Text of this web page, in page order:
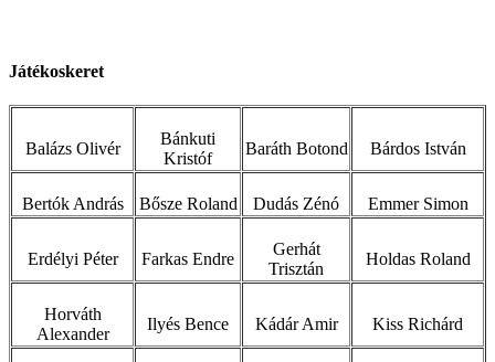
Játékoskeret
Balázs Olivér
Bánkuti
Kristóf
Baráth Botond Bárdos István
Bertók András Bősze Roland Dudás Zénó Emmer Simon
Erdélyi Péter Farkas Endre
Gerhát
Trisztán
Holdas Roland
Horváth
Alexander
Ilyés Bence Kádár Amir Kiss Richárd